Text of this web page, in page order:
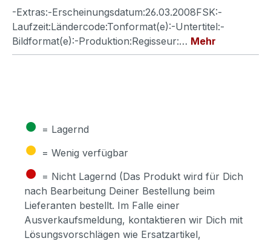
-Extras:-Erscheinungsdatum:26.03.2008FSK:-
Laufzeit:Ländercode:Tonformat(e):-Untertitel:-
Bildformat(e):-Produktion:Regisseur:… Mehr
● = Lagernd
● = Wenig verfügbar
● = Nicht Lagernd (Das Produkt wird für Dich
nach Bearbeitung Deiner Bestellung beim
Lieferanten bestellt. Im Falle einer
Ausverkaufsmeldung, kontaktieren wir Dich mit
Lösungsvorschlägen wie Ersatzartikel,